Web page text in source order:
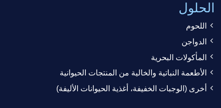
الحلول
اللحوم
الدواجن
المأكولات البحرية
الأطعمة النباتية والخالية من المنتجات الحيوانية
أخرى (الوجبات الخفيفة، أغذية الحيوانات الأليفة)